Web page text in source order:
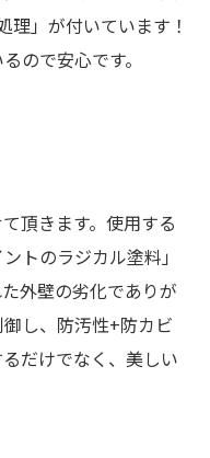
」が付いています！
ので安心です。
頂きます。使用する
トのラジカル塗料」
外壁の劣化でありが
し、防汚性+防カビ
だけでなく、美しい